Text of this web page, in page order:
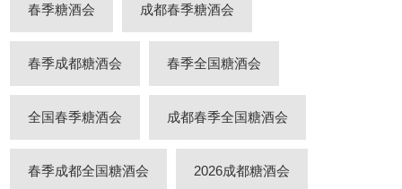
春季糖酒会 成都春季糖酒会
春季成都糖酒会 春季全国糖酒会
全国春季糖酒会 成都春季全国糖酒会
春季成都全国糖酒会 2026成都糖酒会